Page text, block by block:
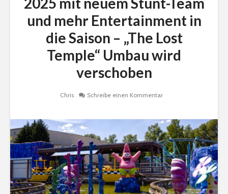
und mehr Entertainment in
die Saison – „The Lost
Temple“ Umbau wird
verschoben
Chris Schreibe einen Kommentar